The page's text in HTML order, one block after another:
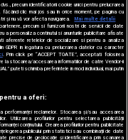
pe
precum identificatorii cookie unici pentru prelucrarea
clic mai jos sau în orice moment, pe pagina cu
și nu vă vor afecta navigarea.
Mai multe detalii
precum si furnizorii nostri de servicii de date
a personaliza continutul si anunturile publicitare afisate
aferente retelelor de socializare si pentru a analiza
in legatura cu prelucrarea datelor cu caracter
. Prin click pe “ACCEPT TOATE”, acceptati folosirea
la stocarea/accesarea informatiilor de catre Vendor-ii
puteti schimba preferintele in mod individual, mai putin
a oferi:
performanței reclamelor. Stocarea și/sau accesarea
Utilizarea profilurilor pentru selectarea publicității
conținutului. Crearea profilurilor pentru publicitate
publicului prin statistici sau combinații de date
precise de geolocație și identificarea prin scanarea